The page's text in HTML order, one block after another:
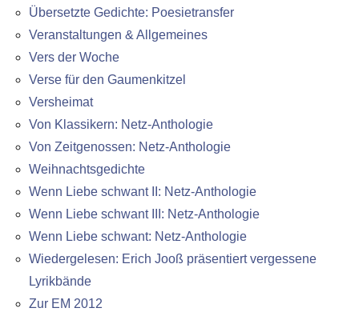
Übersetzte Gedichte: Poesietransfer
Veranstaltungen & Allgemeines
Vers der Woche
Verse für den Gaumenkitzel
Versheimat
Von Klassikern: Netz-Anthologie
Von Zeitgenossen: Netz-Anthologie
Weihnachtsgedichte
Wenn Liebe schwant II: Netz-Anthologie
Wenn Liebe schwant III: Netz-Anthologie
Wenn Liebe schwant: Netz-Anthologie
Wiedergelesen: Erich Jooß präsentiert vergessene
Lyrikbände
Zur EM 2012